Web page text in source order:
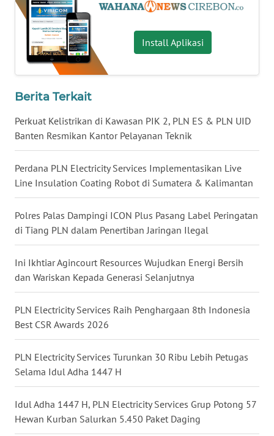
Install Aplikasi
Berita Terkait
Perkuat Kelistrikan di Kawasan PIK 2, PLN ES & PLN UID
Banten Resmikan Kantor Pelayanan Teknik
Perdana PLN Electricity Services Implementasikan Live
Line Insulation Coating Robot di Sumatera & Kalimantan
Polres Palas Dampingi ICON Plus Pasang Label Peringatan
di Tiang PLN dalam Penertiban Jaringan Ilegal
Ini Ikhtiar Agincourt Resources Wujudkan Energi Bersih
dan Wariskan Kepada Generasi Selanjutnya
PLN Electricity Services Raih Penghargaan 8th Indonesia
Best CSR Awards 2026
PLN Electricity Services Turunkan 30 Ribu Lebih Petugas
Selama Idul Adha 1447 H
Idul Adha 1447 H, PLN Electricity Services Grup Potong 57
Hewan Kurban Salurkan 5.450 Paket Daging
WN
MALUT
WN
DAIRI
WN
TOBA
NIAS
WN
LANGKAT
WN
TAPANULI
SELATAN
WN
TANJUNG
LESUNG
WN
KARO
WN
SIMALUNGUN